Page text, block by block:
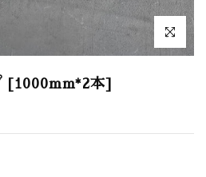
拡大表示
[1000mm*2本]